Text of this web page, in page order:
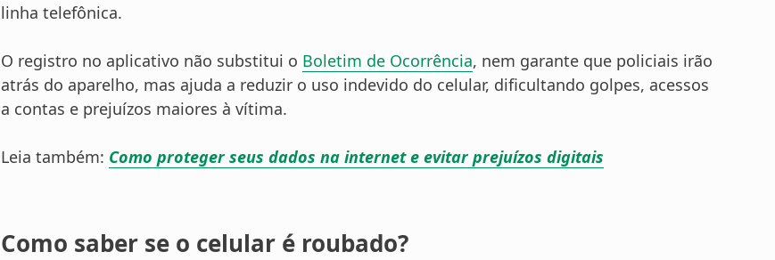
linha telefônica.
O registro no aplicativo não substitui o Boletim de Ocorrência, nem garante que policiais irão
atrás do aparelho, mas ajuda a reduzir o uso indevido do celular, dificultando golpes, acessos
a contas e prejuízos maiores à vítima.
Leia também: Como proteger seus dados na internet e evitar prejuízos digitais
Como saber se o celular é roubado?